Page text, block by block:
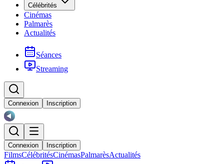
Célébrités
Cinémas
Palmarès
Actualités
Séances
Streaming
Connexion Inscription
Connexion Inscription
FilmsCélébritésCinémasPalmarèsActualités